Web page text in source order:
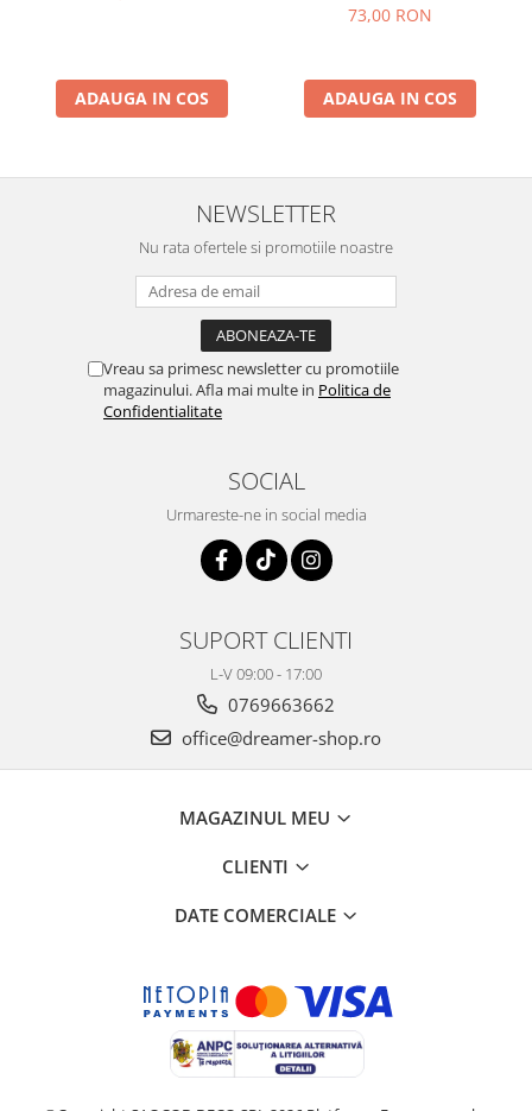
ADAUGA IN COS
73,00 RON
ADAUGA IN COS
NEWSLETTER
Nu rata ofertele si promotiile noastre
Vreau sa primesc newsletter cu promotiile
magazinului. Afla mai multe in Politica de
Confidentialitate
SOCIAL
Urmareste-ne in social media
SUPORT CLIENTI
L-V 09:00 - 17:00
0769663662
office@dreamer-shop.ro
MAGAZINUL MEU
CLIENTI
DATE COMERCIALE